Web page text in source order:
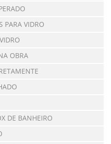
PARA VIDRO
OBRA
DE BANHEIRO